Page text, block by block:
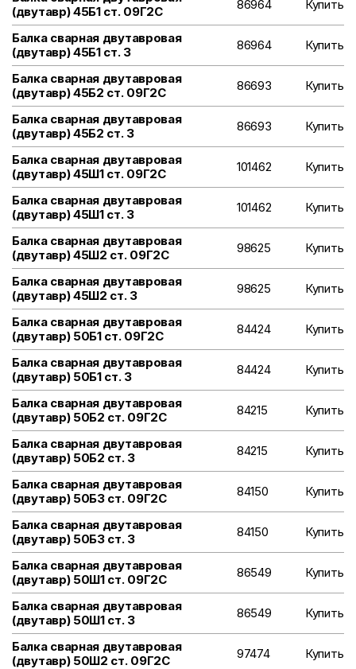
(двутавр) 45Б1 ст. 09Г2С
86964 Купить
Балка сварная двутавровая
(двутавр) 45Б1 ст. 3
86964 Купить
Балка сварная двутавровая
(двутавр) 45Б2 ст. 09Г2С
86693 Купить
Балка сварная двутавровая
(двутавр) 45Б2 ст. 3
86693 Купить
Балка сварная двутавровая
(двутавр) 45Ш1 ст. 09Г2С
101462 Купить
Балка сварная двутавровая
(двутавр) 45Ш1 ст. 3
101462 Купить
Балка сварная двутавровая
(двутавр) 45Ш2 ст. 09Г2С
98625 Купить
Балка сварная двутавровая
(двутавр) 45Ш2 ст. 3
98625 Купить
Балка сварная двутавровая
(двутавр) 50Б1 ст. 09Г2С
84424 Купить
Балка сварная двутавровая
(двутавр) 50Б1 ст. 3
84424 Купить
Балка сварная двутавровая
(двутавр) 50Б2 ст. 09Г2С
84215 Купить
Балка сварная двутавровая
(двутавр) 50Б2 ст. 3
84215 Купить
Балка сварная двутавровая
(двутавр) 50Б3 ст. 09Г2С
84150 Купить
Балка сварная двутавровая
(двутавр) 50Б3 ст. 3
84150 Купить
Балка сварная двутавровая
(двутавр) 50Ш1 ст. 09Г2С
86549 Купить
Балка сварная двутавровая
(двутавр) 50Ш1 ст. 3
86549 Купить
Балка сварная двутавровая
(двутавр) 50Ш2 ст. 09Г2С
97474 Купить